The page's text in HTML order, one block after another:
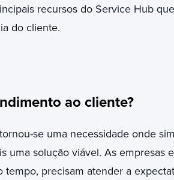
recursos do Service Hub
do cliente.
ao cliente?
se uma necessidade onde
uma solução viável. As empresas
precisam atender a